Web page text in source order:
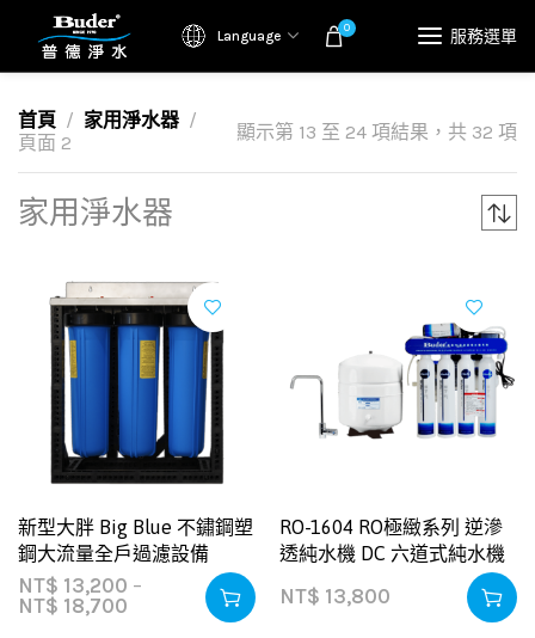
Language 0 服務選單
首頁
家用淨水器
頁面 2
顯示第 13 至 24 項結果，共 32 項
家用淨水器
新型大胖 Big Blue 不鏽鋼塑
鋼大流量全戶過濾設備
NT$ 13,200 –
NT$ 18,700
RO-1604 RO極緻系列 逆滲
透純水機 DC 六道式純水機
NT$ 13,800